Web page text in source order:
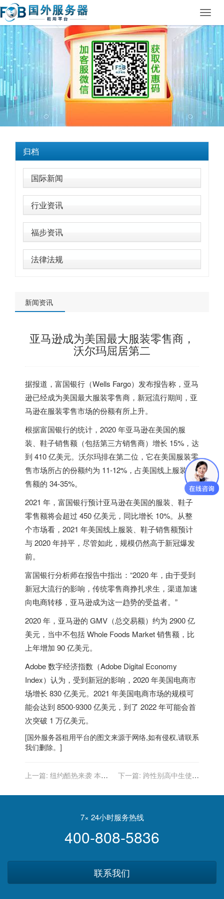
归档
国际新闻
行业资讯
福步资讯
法律法规
新闻资讯
亚马逊成为美国最大服装零售商，
沃尔玛屈居第二
据报道，富国银行（Wells Fargo）发布报告称，亚马
逊已经成为美国最大服装零售商，新冠流行期间，亚
马逊在服装零售市场的份额有所上升。
根据富国银行的统计，2020 年亚马逊在美国的服
装、鞋子销售额（包括第三方销售商）增长 15%，达
到 410 亿美元。沃尔玛排在第二位，它在美国服装零
售市场所占的份额约为 11-12%，占美国线上服装销
售额的 34-35%。
2021 年，富国银行预计亚马逊在美国的服装、鞋子
零售额将会超过 450 亿美元，同比增长 10%。从整
个市场看，2021 年美国线上服装、鞋子销售额预计
与 2020 年持平，尽管如此，规模仍然高于新冠爆发
前。
富国银行分析师在报告中指出：“2020 年，由于受到
新冠大流行的影响，传统零售商挣扎求生，渠道加速
向电商转移，亚马逊成为这一趋势的受益者。”
2020 年，亚马逊的 GMV（总交易额）约为 2900 亿
美元，当中不包括 Whole Foods Market 销售额，比
上年增加 90 亿美元。
Adobe 数字经济指数（Adobe Digital Economy
Index）认为，受到新冠的影响，2020 年美国电商市
场增长 830 亿美元。2021 年美国电商市场的规模可
能会达到 8500-9300 亿美元，到了 2022 年可能会首
次突破 1 万亿美元。
[国外服务器租用平台的图文来源于网络,如有侵权,请联系
我们删除。]
上一篇: 纽约酷热来袭 本周
下一篇: 跨性别高中生使用
上诉
7× 24小时服务热线
400-808-5836
联系我们